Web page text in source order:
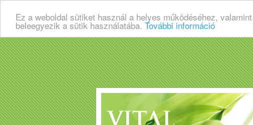
Ez a weboldal sütiket használ a helyes működéséhez,
beleegyezik a sütik használatába. További információ